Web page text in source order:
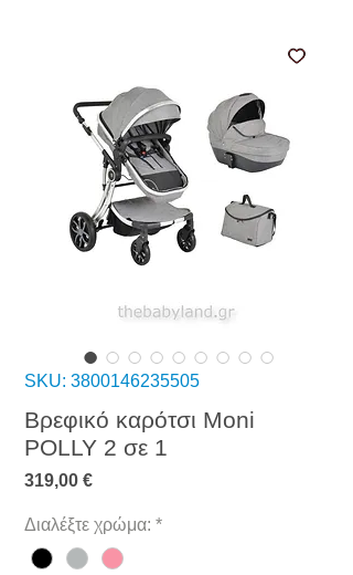
SKU: 3800146235505
Βρεφικό καρότσι Moni
POLLY 2 σε 1
319,00 €Τιμή
Διαλέξτε χρώμα: *